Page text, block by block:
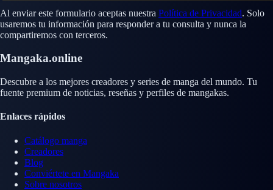
Al enviar este formulario aceptas nuestra Política de Privacidad. Solo
usaremos tu información para responder a tu consulta y nunca la
compartiremos con terceros.
Mangaka.online
Descubre a los mejores creadores y series de manga del mundo. Tu
fuente premium de noticias, reseñas y perfiles de mangakas.
Enlaces rápidos
Catálogo manga
Creadores
Blog
Conviértete en Mangaka
Sobre nosotros